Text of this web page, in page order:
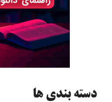
دسته‌ بندی ها